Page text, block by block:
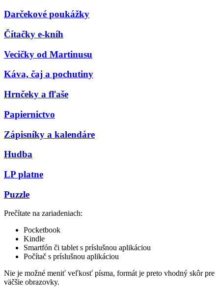
Darčekové poukážky
Čítačky e-kníh
Vecičky od Martinusu
Káva, čaj a pochutiny
Hrnčeky a fľaše
Papiernictvo
Zápisníky a kalendáre
Hudba
LP platne
Puzzle
Prečítate na zariadeniach:
Pocketbook
Kindle
Smartfón či tablet s príslušnou aplikáciou
Počítač s príslušnou aplikáciou
Nie je možné meniť veľkosť písma, formát je preto vhodný skôr pre
väčšie obrazovky.